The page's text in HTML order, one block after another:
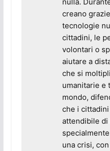
creano
tecnologie
cittadini, le
volontari o
aiutare a
che si
umanitarie e
mondo,
che i
attendibile di
una crisi,